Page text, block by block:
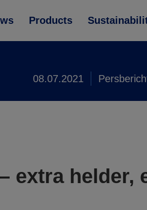
Products
08.07.2021
extra helder,